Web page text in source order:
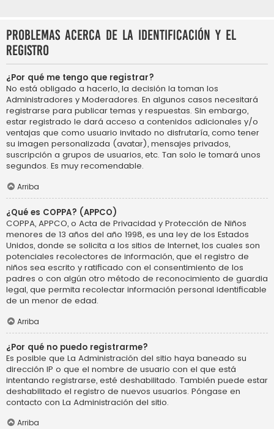
Problemas acerca de la identificación y el
registro
¿Por qué me tengo que registrar?
No está obligado a hacerlo, la decisión la toman los
Administradores y Moderadores. En algunos casos necesitará
registrarse para publicar temas y respuestas. Sin embargo,
estar registrado le dará acceso a contenidos adicionales y/o
ventajas que como usuario invitado no disfrutaría, como tener
su imagen personalizada (avatar), mensajes privados,
suscripción a grupos de usuarios, etc. Tan solo le tomará unos
segundos. Es muy recomendable.
Arriba
¿Qué es COPPA? (APPCO)
COPPA, APPCO, o Acta de Privacidad y Protección de Niños
menores de 13 años del año 1998, es una ley de los Estados
Unidos, donde se solicita a los sitios de Internet, los cuales son
potenciales recolectores de información, que el registro de
niños sea escrito y ratificado con el consentimiento de los
padres o con algún otro método de reconocimiento de guardia
legal, que permita recolectar información personal identificable
de un menor de edad.
Arriba
¿Por qué no puedo registrarme?
Es posible que La Administración del sitio haya baneado su
dirección IP o que el nombre de usuario con el que está
intentando registrarse, esté deshabilitado. También puede estar
deshabilitado el registro de nuevos usuarios. Póngase en
contacto con La Administración del sitio.
Arriba